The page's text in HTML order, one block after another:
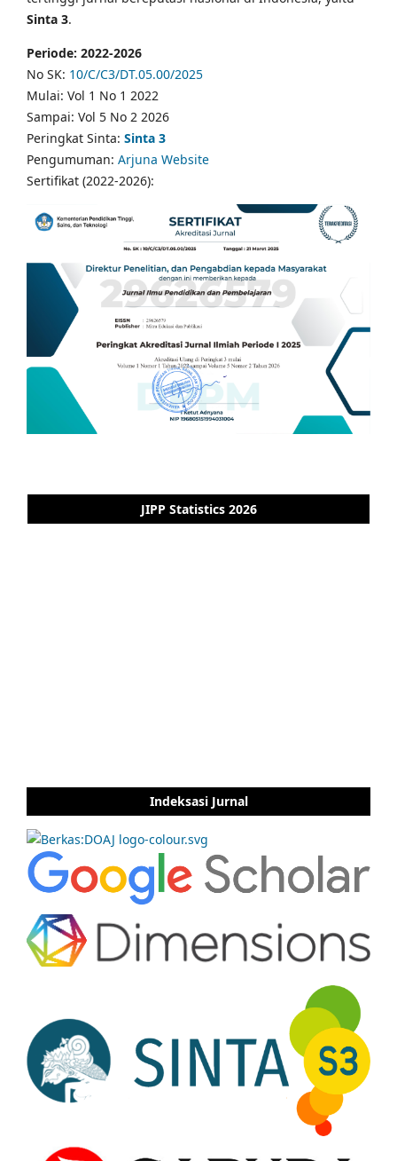
Sinta 3.
Periode: 2022-2026
No SK: 10/C/C3/DT.05.00/2025
Mulai: Vol 1 No 1 2022
Sampai: Vol 5 No 2 2026
Peringkat Sinta: Sinta 3
Pengumuman: Arjuna Website
Sertifikat (2022-2026):
JIPP Statistics 2026
Indeksasi Jurnal